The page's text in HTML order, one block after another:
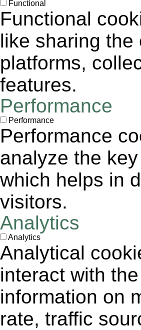
Functional
Functional
like sharing
platforms,
features.
Performance
Performance
Performance
analyze the
which helps in
visitors.
Analytics
Analytics
Analytical
interact with
information on
rate, traffic